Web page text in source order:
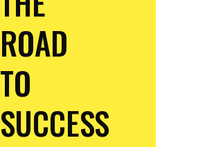
ROAD
TO
SUCCESS